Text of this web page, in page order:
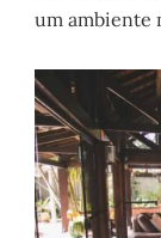
um ambiente